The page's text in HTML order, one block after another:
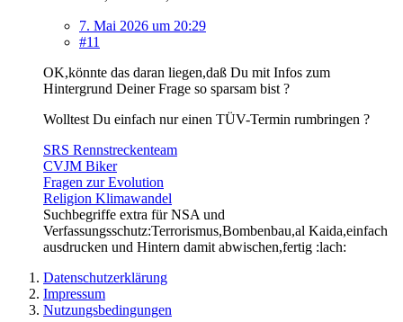
7. Mai 2026 um 20:29
#11
OK,könnte das daran liegen,daß Du mit Infos zum
Hintergrund Deiner Frage so sparsam bist ?
Wolltest Du einfach nur einen TÜV-Termin rumbringen ?
SRS Rennstreckenteam
CVJM Biker
Fragen zur Evolution
Religion Klimawandel
Suchbegriffe extra für NSA und
Verfassungsschutz:Terrorismus,Bombenbau,al Kaida,einfach
ausdrucken und Hintern damit abwischen,fertig :lach:
Datenschutzerklärung
Impressum
Nutzungsbedingungen